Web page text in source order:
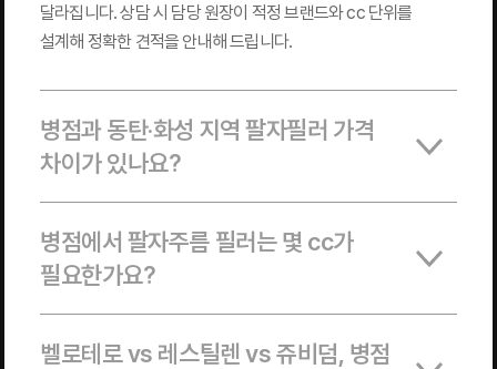
달라집니다. 상담 시 담당 원장이 적정 브랜드와 cc 단위를
설계해 정확한 견적을 안내해 드립니다.
병점과 동탄·화성 지역 팔자필러 가격
차이가 있나요?
병점에서 팔자주름 필러는 몇 cc가
필요한가요?
벨로테로 vs 레스틸렌 vs 쥬비덤, 병점